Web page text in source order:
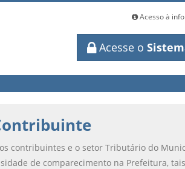
Acesso à
Acesse o
contribuintes e o setor Tributário do
de comparecimento na Prefeitura,